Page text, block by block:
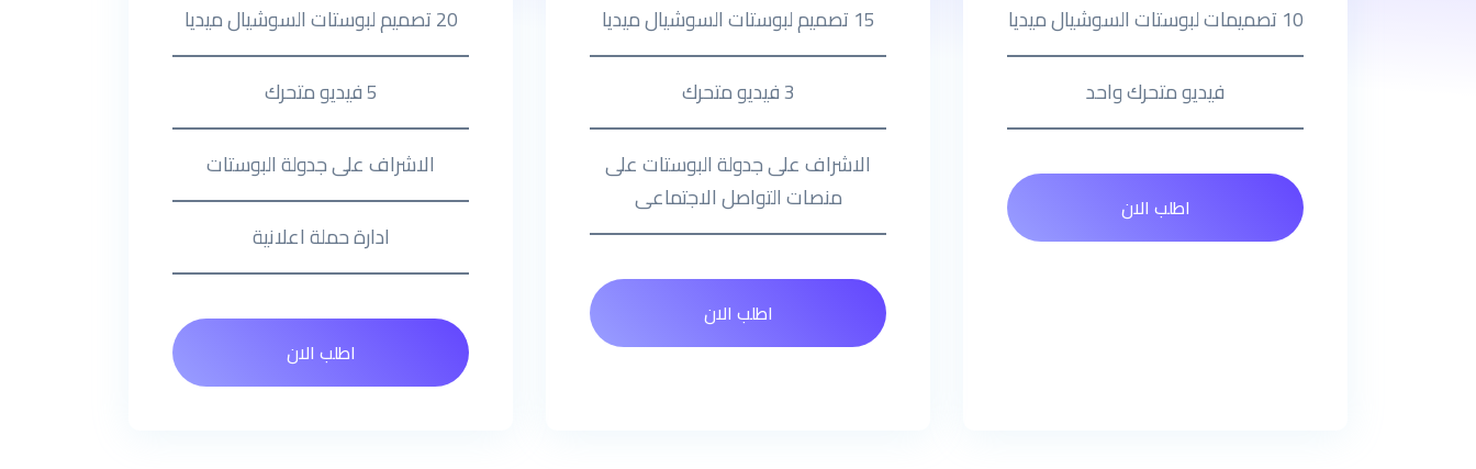
10 تصميمات لبوستات السوشيال ميديا
فيديو متحرك واحد
اطلب الان
15 تصميم لبوستات السوشيال ميديا
3 فيديو متحرك
الاشراف على جدولة البوستات على
منصات التواصل الاجتماعى
اطلب الان
20 تصميم لبوستات السوشيال ميديا
5 فيديو متحرك
الاشراف على جدولة البوستات
ادارة حملة اعلانية
اطلب الان